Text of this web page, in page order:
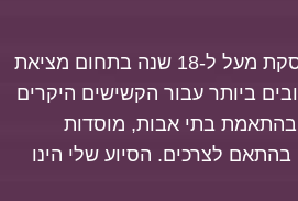
שמי חיה רמתי, ואני עוסקת מעל ל-18 שנה בתחום מציאת
ביותר עבור הקשישים היקרים
בתי אבות, מוסדות
בהתאם לצרכים. הסיוע שלי הינו